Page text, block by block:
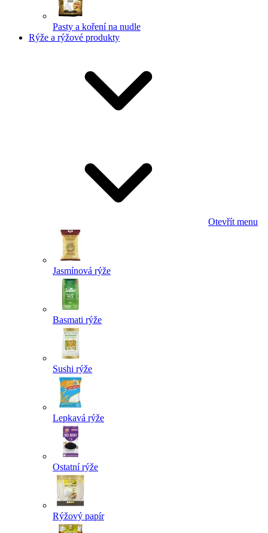
Pasty a koření na nudle
Rýže a rýžové produkty
Otevřít menu
Jasmínová rýže
Basmati rýže
Sushi rýže
Lepkavá rýže
Ostatní rýže
Rýžový papír